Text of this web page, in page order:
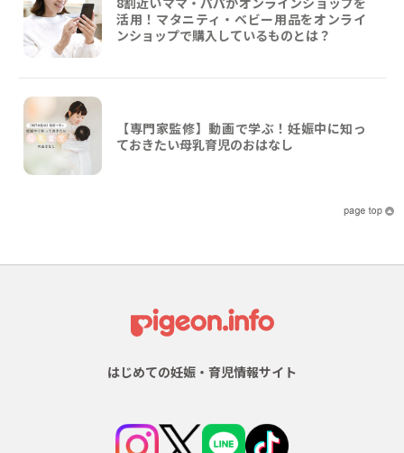
活用！マタニティ・ベビー用品をオンライ
ンショップで購入しているものとは？
【専門家監修】動画で学ぶ！妊娠中に知っ
ておきたい母乳育児のおはなし
はじめての妊娠・育児情報サイト